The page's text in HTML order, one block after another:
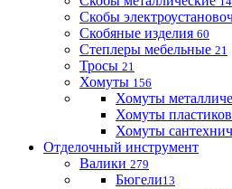
Скобы
Скобяные изделия 60
Степлеры мебельные 21
Тросы 21
Хомуты 156
Хомуты
Хомуты
Хомуты
Отделочный инструмент
Валики 279
Бюгели13